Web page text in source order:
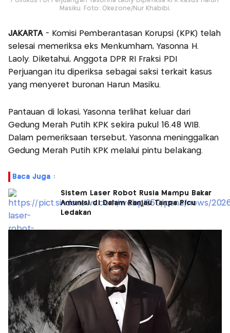
Masiku. Foto: Okezone/Nur Khabibi.
JAKARTA - Komisi Pemberantasan Korupsi (KPK) telah
selesai memeriksa eks Menkumham, Yasonna H.
Laoly. Diketahui, Anggota DPR RI Fraksi PDI
Perjuangan itu diperiksa sebagai saksi terkait kasus
yang menyeret buronan Harun Masiku.
Pantauan di lokasi, Yasonna terlihat keluar dari
Gedung Merah Putih KPK sekira pukul 16.48 WIB.
Dalam pemeriksaan tersebut, Yasonna meninggalkan
Gedung Merah Putih KPK melalui pintu belakang.
Baca Juga :
Sistem Laser Robot Rusia Mampu Bakar
Amunisi di Dalam Ranjau Tanpa Picu
Ledakan